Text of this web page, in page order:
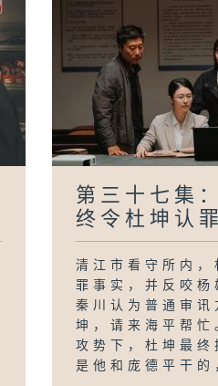
第三十七集
终令杜坤认罪
清江市看守所内，
罪事实，并反咬杨
秦川认为普通审讯
坤，请来海平帮忙
攻势下，杜坤最终
是他和庞德平干